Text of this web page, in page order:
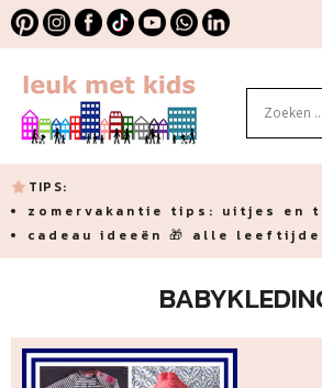
TIPS:
zomervakantie tips: uitjes en
cadeau ideeën 🎁 alle